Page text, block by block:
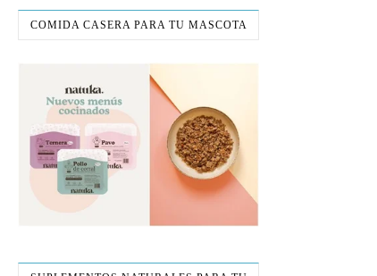
COMIDA CASERA PARA TU MASCOTA